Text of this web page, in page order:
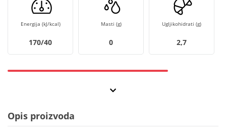
Energija (kJ/kcal)
170/40
Masti (g)
0
Ugljikohidrati (g)
2,7
Opis proizvoda